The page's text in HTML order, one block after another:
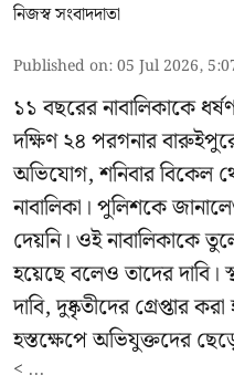
নিজস্ব সংবাদদাতা
Published on:05 Jul 2026,
১১ বছরের নাবালিকাকে
দক্ষিণ ২৪ পরগনার
অভিযোগ, শনিবার বিকেল
নাবালিকা। পুলিশকে
দেয়নি। ওই নাবালিকাকে
হয়েছে বলেও তাদের দাবি।
দাবি, দুষ্কৃতীদের গ্রেপ্তার
হস্তক্ষেপে অভিযুক্তদের
< ...